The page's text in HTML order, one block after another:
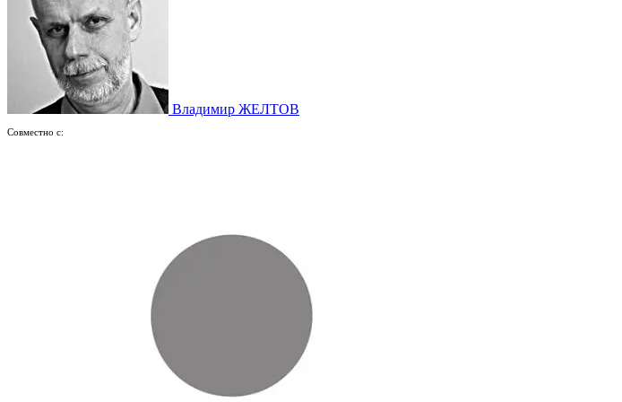
Владимир ЖЕЛТОВ
Совместно с: